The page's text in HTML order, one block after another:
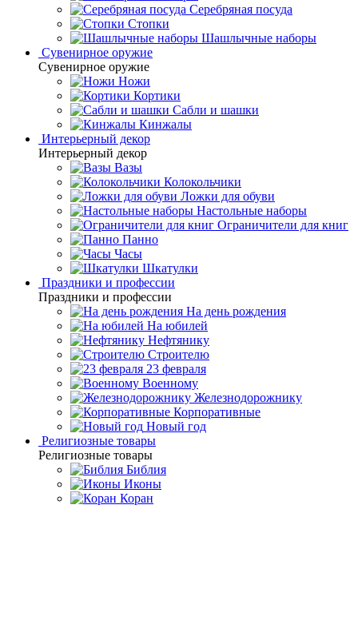
Серебряная посуда
Стопки
Шашлычные наборы
Сувенирное оружие
Сувенирное оружие
Ножи
Кортики
Сабли и шашки
Кинжалы
Интерьерный декор
Интерьерный декор
Вазы
Колокольчики
Ложки для обуви
Настольные наборы
Ограничители для книг
Панно
Часы
Шкатулки
Праздники и профессии
Праздники и профессии
На день рождения
На юбилей
Нефтянику
Строителю
23 февраля
Военному
Железнодорожнику
Корпоративные
Новый год
Религиозные товары
Религиозные товары
Библия
Иконы
Коран